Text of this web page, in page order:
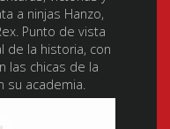
a ninjas Hanzo,
Punto de vista
de la historia, con
las chicas de la
academia.